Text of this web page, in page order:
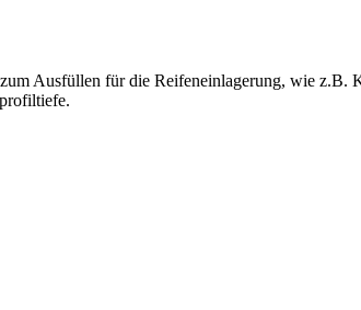
Ausfüllen für die Reifeneinlagerung, wie z.B.